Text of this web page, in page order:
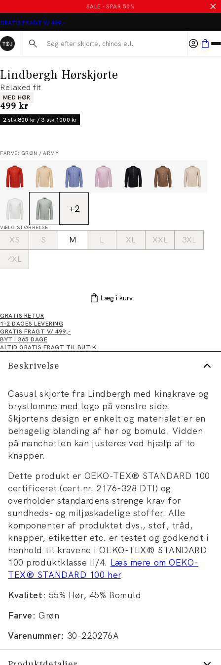
SALE - SPAR 50%
GRATIS FRAGT V/ 499,-
Søg her...
Lindbergh Hørskjorte
Relaxed fit
Produkt egenskaber
MED HØR
I alt (inkl. rabat)
499 kr
2 stk 800 kr / 3 stk 1000 kr
FARVE: GRØN / ARMY
+2
VÆLG STØRRELSE
XS S M L XL XXL
3XL
4XL
Læg i kurv
GRATIS RETUR
1-2 DAGES LEVERING
GRATIS FRAGT V/ 499,-
BYT I 365 DAGE
ALTID GRATIS FRAGT TIL BUTIK
Beskrivelse
Casual skjorte fra Lindbergh med kinakrave og
brystlomme med logo på venstre side.
Skjortens design er enkelt og materialet er en
behagelig blanding af hør og bomuld. Vidden
på manchetten kan justeres ved hjælp af to
knapper.
Dette produkt er OEKO-TEX® STANDARD 100
certificeret (cert.nr. 2176-328 DTI) og
overholder standardens strenge krav for
sundheds- og miljøskadelige stoffer. Alle
komponenter af produktet dvs., stof, tråd,
knapper, etiketter etc. er testet og godkendt i
henhold til kravene i OEKO-TEX® STANDARD
100 produktklasse II/4. Læs mere om OEKO-
TEX® STANDARD 100 her.
Kvalitet: 55% Hør, 45% Bomuld
Farve: Grøn
Varenummer: 30-220276A